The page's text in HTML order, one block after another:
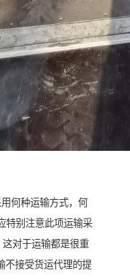
何种运输方式，何
特别注意此项运输采
对于运输都是很重
不接受货运代理的提